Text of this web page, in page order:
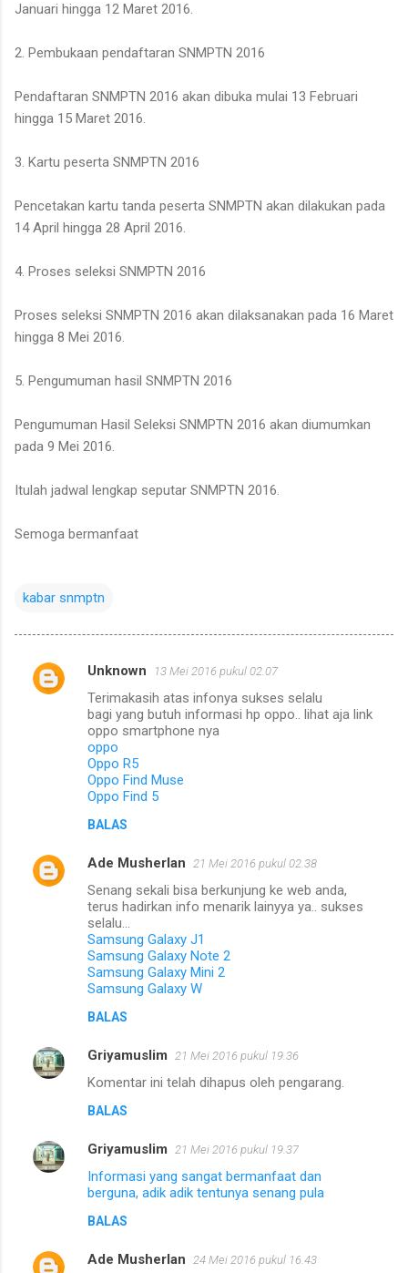
Januari hingga 12 Maret 2016.
2. Pembukaan pendaftaran SNMPTN 2016
Pendaftaran SNMPTN 2016 akan dibuka mulai 13 Februari
hingga 15 Maret 2016.
3. Kartu peserta SNMPTN 2016
Pencetakan kartu tanda peserta SNMPTN akan dilakukan pada
14 April hingga 28 April 2016.
4. Proses seleksi SNMPTN 2016
Proses seleksi SNMPTN 2016 akan dilaksanakan pada 16 Maret
hingga 8 Mei 2016.
5. Pengumuman hasil SNMPTN 2016
Pengumuman Hasil Seleksi SNMPTN 2016 akan diumumkan
pada 9 Mei 2016.
Itulah jadwal lengkap seputar SNMPTN 2016.
Semoga bermanfaat
kabar snmptn
K
r
Unknown 13 Mei 2016 pukul 02.07
Terimakasih atas infonya sukses selalu
bagi yang butuh informasi hp oppo.. lihat aja link
oppo smartphone nya
oppo
Oppo R5
Oppo Find Muse
Oppo Find 5
BALAS
Ade Musherlan 21 Mei 2016 pukul 02.38
Senang sekali bisa berkunjung ke web anda,
terus hadirkan info menarik lainyya ya.. sukses
selalu...
Samsung Galaxy J1
Samsung Galaxy Note 2
Samsung Galaxy Mini 2
Samsung Galaxy W
BALAS
Griyamuslim 21 Mei 2016 pukul 19.36
Komentar ini telah dihapus oleh pengarang.
BALAS
Griyamuslim 21 Mei 2016 pukul 19.37
Informasi yang sangat bermanfaat dan
berguna, adik adik tentunya senang pula
BALAS
Ade Musherlan 24 Mei 2016 pukul 16.43